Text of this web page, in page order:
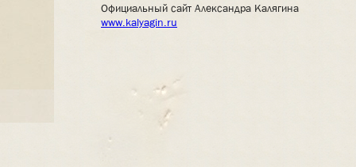
Официальный сайт Александра Калягина
www.kalyagin.ru